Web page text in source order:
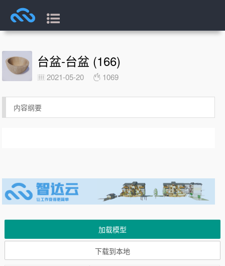
台盆-台盆 (166)
2021-05-20 1069
内容纲要
加载模型
下载到本地